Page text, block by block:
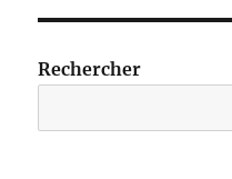
Rechercher